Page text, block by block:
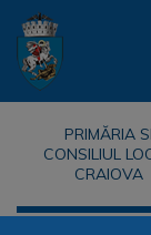
PRIMĂRIA SI
CONSILIUL
CRAIOVA